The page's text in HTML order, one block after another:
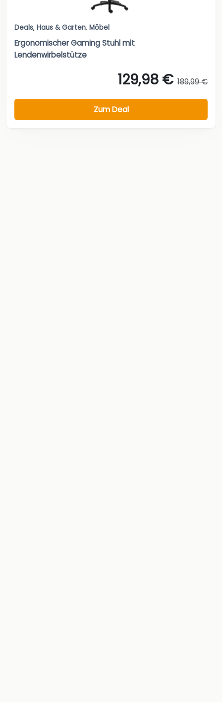
Deals, Haus & Garten, Möbel
Ergonomischer Gaming Stuhl mit
Lendenwirbelstütze
129,98 € 189,99 €
Zum Deal